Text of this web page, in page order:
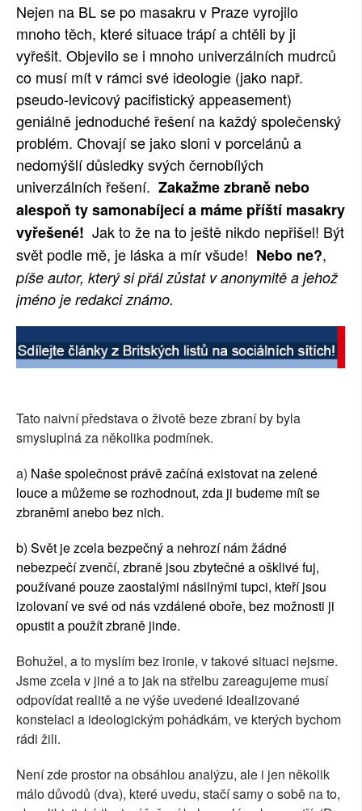
PLNÁ VERZE STRÁNEK
Nejen na BL se po masakru v Praze vyrojilo
mnoho těch, které situace trápí a chtěli by ji
vyřešit. Objevilo se i mnoho univerzálních mudrců
co musí mít v rámci své ideologie (jako např.
pseudo-levicový pacifistický appeasement)
geniálně jednoduché řešení na každý společenský
problém. Chovají se jako sloni v porcelánů a
nedomýšlí důsledky svých černobílých
univerzálních řešení. Zakažme zbraně nebo
alespoň ty samonabíjecí a máme příští masakry
vyřešené! Jak to že na to ještě nikdo nepřišel! Být
svět podle mě, je láska a mír všude! Nebo ne?,
píše autor, který si přál zůstat v anonymitě a jehož
jméno je redakci známo.
Tato naivní představa o životě beze zbraní by byla
smysluplná za několika podmínek.
a) Naše společnost právě začíná existovat na zelené
louce a můžeme se rozhodnout, zda ji budeme mít se
zbraněmi anebo bez nich.
b) Svět je zcela bezpečný a nehrozí nám žádné
nebezpečí zvenčí, zbraně jsou zbytečné a ošklivé fuj,
používané pouze zaostalými násilnými tupci, kteří jsou
izolovaní ve své od nás vzdálené oboře, bez možnosti ji
opustit a použít zbraně jinde.
Bohužel, a to myslím bez ironie, v takové situaci nejsme.
Jsme zcela v jiné a to jak na střelbu zareagujeme musí
odpovídat realitě a ne výše uvedené idealizované
konstelaci a ideologickým pohádkám, ve kterých bychom
rádi žili.
Není zde prostor na obsáhlou analýzu, ale i jen několik
málo důvodů (dva), které uvedu, stačí samy o sobě na to,